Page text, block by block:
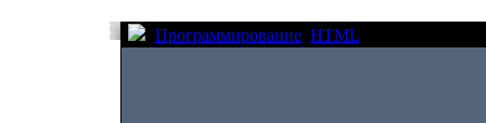
Программирование HTML